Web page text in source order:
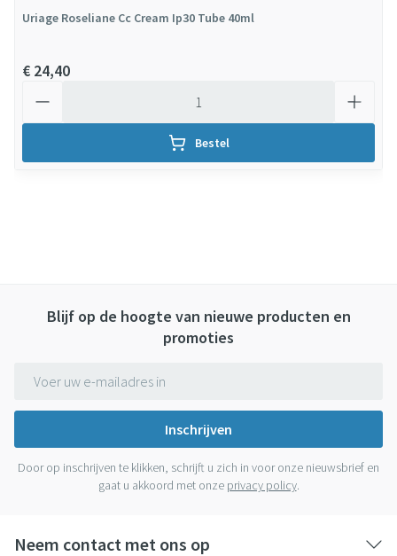
Uriage Roseliane Cc Cream Ip30 Tube 40ml
€ 24,40
Bestel
Blijf op de hoogte van nieuwe producten en
promoties
Inschrijven
Door op inschrijven te klikken, schrijft u zich in voor onze nieuwsbrief en
gaat u akkoord met onze privacy policy.
Neem contact met ons op